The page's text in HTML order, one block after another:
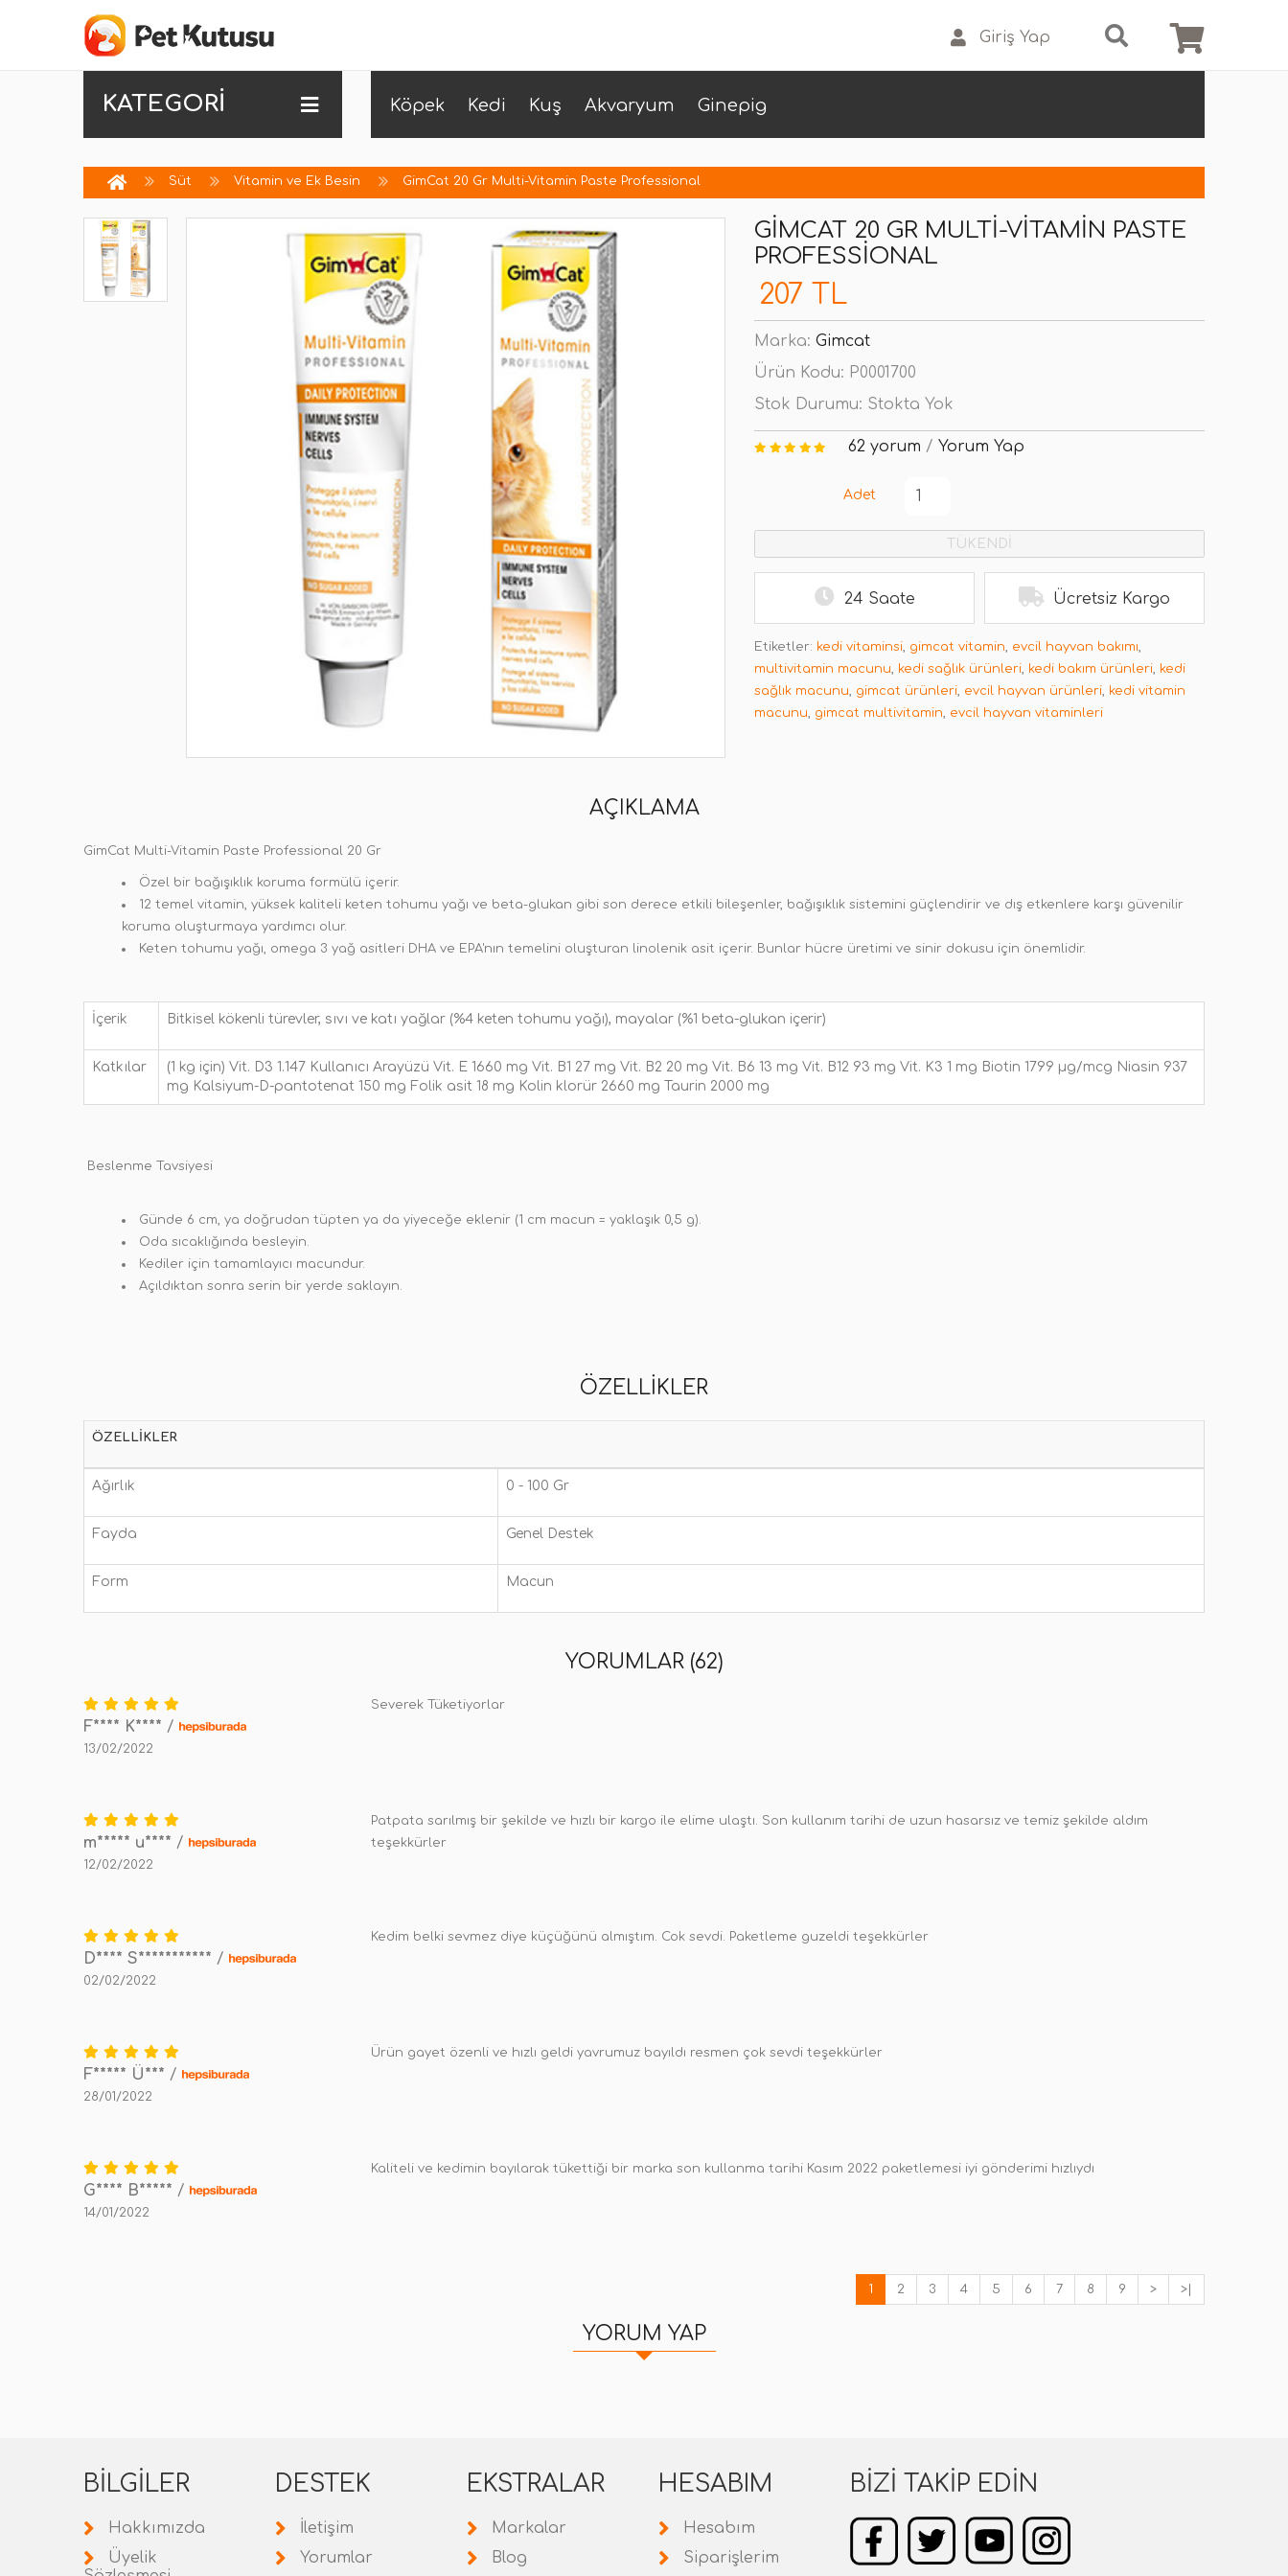
Giriş Yap
KATEGORİ Köpek Kedi Kuş Akvaryum Ginepig
Süt Vitamin ve Ek Besin GimCat 20 Gr Multi-Vitamin Paste Professional
GIMCAT 20 GR MULTI-VITAMIN PASTE
PROFESSIONAL
207 TL
Marka: Gimcat
Ürün Kodu: P0001700
Stok Durumu: Stokta Yok
62 yorum / Yorum Yap
Adet
TÜKENDİ
24 Saate Ücretsiz Kargo
Etiketler: kedi vitaminsi, gimcat vitamin, evcil hayvan bakımı,
multivitamin macunu, kedi sağlık ürünleri, kedi bakım ürünleri, kedi
sağlık macunu, gimcat ürünleri, evcil hayvan ürünleri, kedi vitamin
macunu, gimcat multivitamin, evcil hayvan vitaminleri
AÇIKLAMA
GimCat Multi-Vitamin Paste Professional 20 Gr
Özel bir bağışıklık koruma formülü içerir.
12 temel vitamin, yüksek kaliteli keten tohumu yağı ve beta-glukan gibi son derece etkili bileşenler, bağışıklık sistemini güçlendirir ve dış etkenlere karşı güvenilir
koruma oluşturmaya yardımcı olur.
Keten tohumu yağı, omega 3 yağ asitleri DHA ve EPA'nın temelini oluşturan linolenik asit içerir. Bunlar hücre üretimi ve sinir dokusu için önemlidir.
İçerik Bitkisel kökenli türevler, sıvı ve katı yağlar (%4 keten tohumu yağı), mayalar (%1 beta-glukan içerir)
Katkılar
(1 kg için) Vit. D3 1.147 Kullanıcı Arayüzü Vit. E 1660 mg Vit. B1 27 mg Vit. B2 20 mg Vit. B6 13 mg Vit. B12 93 mg Vit. K3 1 mg Biotin 1799 µg/mcg Niasin 937
mg Kalsiyum-D-pantotenat 150 mg Folik asit 18 mg Kolin klorür 2660 mg Taurin 2000 mg
Beslenme Tavsiyesi
Günde 6 cm, ya doğrudan tüpten ya da yiyeceğe eklenir (1 cm macun = yaklaşık 0,5 g).
Oda sıcaklığında besleyin.
Kediler için tamamlayıcı macundur.
Açıldıktan sonra serin bir yerde saklayın.
ÖZELLIKLER
ÖZELLIKLER
Ağırlık 0 - 100 Gr
Fayda Genel Destek
Form Macun
YORUMLAR (62)
F**** K**** /
13/02/2022
Severek Tüketiyorlar
m***** u**** /
12/02/2022
Patpata sarılmış bir şekilde ve hızlı bir kargo ile elime ulaştı. Son kullanım tarihi de uzun hasarsız ve temiz şekilde aldım
teşekkürler
D**** S*********** /
02/02/2022
Kedim belki sevmez diye küçüğünü almıştım. Cok sevdi. Paketleme guzeldi teşekkürler
F***** Ü*** /
28/01/2022
Ürün gayet özenli ve hızlı geldi yavrumuz bayıldı resmen çok sevdi teşekkürler
G**** B***** /
14/01/2022
Kaliteli ve kedimin bayılarak tükettiği bir marka son kullanma tarihi Kasım 2022 paketlemesi iyi gönderimi hızlıydı
1 2 3 4 5 6 7 8 9 > >|
YORUM YAP
BILGILER
Hakkımızda
Üyelik
DESTEK
İletişim
Yorumlar
EKSTRALAR
Markalar
Blog
HESABIM
Hesabım
Siparişlerim
BIZI TAKIP EDIN